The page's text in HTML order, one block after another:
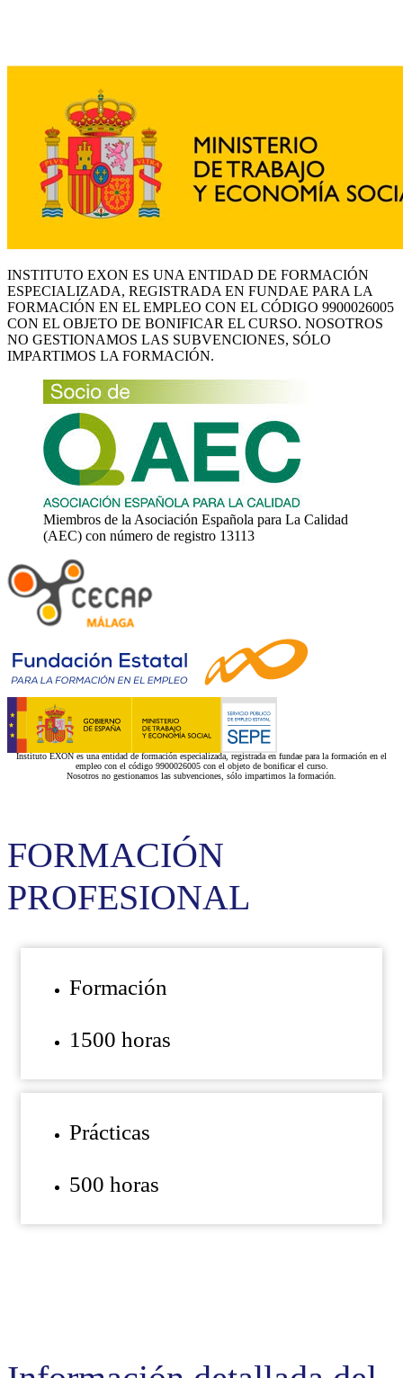
INSTITUTO EXON ES UNA ENTIDAD DE FORMACIÓN
ESPECIALIZADA, REGISTRADA EN FUNDAE PARA LA
FORMACIÓN EN EL EMPLEO CON EL CÓDIGO 9900026005
CON EL OBJETO DE BONIFICAR EL CURSO. NOSOTROS
NO GESTIONAMOS LAS SUBVENCIONES, SÓLO
IMPARTIMOS LA FORMACIÓN.
Miembros de la Asociación Española para La Calidad
(AEC) con número de registro 13113
Instituto EXON es una entidad de formación especializada, registrada en fundae para la formación en el
empleo con el código 9900026005 con el objeto de bonificar el curso.
Nosotros no gestionamos las subvenciones, sólo impartimos la formación.
FORMACIÓN
PROFESIONAL
Formación
1500 horas
Prácticas
500 horas